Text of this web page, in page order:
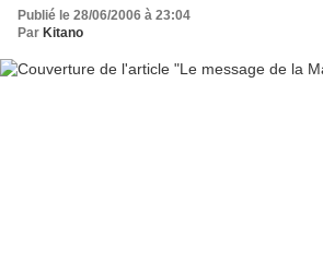
Publié le 28/06/2006 à 23:04
Par Kitano